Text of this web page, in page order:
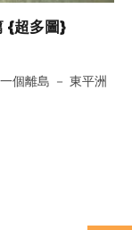
{超多圖}
個離島 － 東平洲